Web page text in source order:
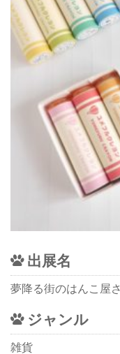
出展名
夢降る街のはんこ屋
ジャンル
雑貨